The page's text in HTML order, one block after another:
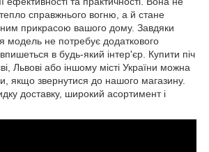
справжнього вогню, а й стане
прикрасою вашого дому. Завдяки
модель не потребує додаткового
в будь-який інтер'єр. Купити піч
Львові або іншому місті України можна
якщо звернутися до нашого магазину.
доставку, широкий асортимент і